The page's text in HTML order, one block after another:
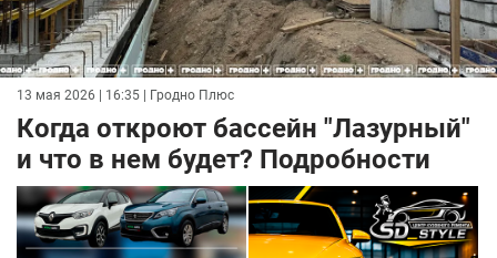
13 мая 2026 | 16:35 | Гродно Плюс
Когда откроют бассейн "Лазурный"
и что в нем будет? Подробности